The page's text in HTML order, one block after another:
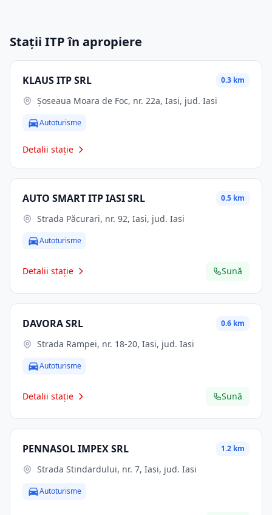
Stații ITP în apropiere
KLAUS ITP SRL 0.3 km
Șoseaua Moara de Foc, nr. 22a, Iasi, jud. Iasi
Autoturisme
Detalii stație
AUTO SMART ITP IASI SRL 0.5 km
Strada Păcurari, nr. 92, Iasi, jud. Iasi
Autoturisme
Detalii stație Sună
DAVORA SRL 0.6 km
Strada Rampei, nr. 18-20, Iasi, jud. Iasi
Autoturisme
Detalii stație Sună
PENNASOL IMPEX SRL 1.2 km
Strada Stindardului, nr. 7, Iasi, jud. Iasi
Autoturisme